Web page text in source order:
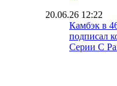
20.06.26 12:22
Камбэк в
подписал
Серии C